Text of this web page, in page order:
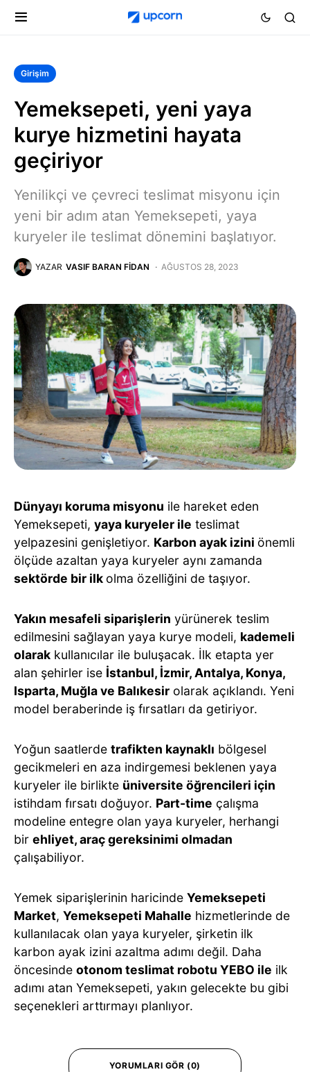
Girişim
Yemeksepeti, yeni yaya
kurye hizmetini hayata
geçiriyor
Yenilikçi ve çevreci teslimat misyonu için
yeni bir adım atan Yemeksepeti, yaya
kuryeler ile teslimat dönemini başlatıyor.
YAZAR VASIF BARAN FIDAN AĞUSTOS 28, 2023
Dünyayı koruma misyonu ile hareket eden
Yemeksepeti, yaya kuryeler ile teslimat
yelpazesini genişletiyor. Karbon ayak izini önemli
ölçüde azaltan yaya kuryeler aynı zamanda
sektörde bir ilk olma özelliğini de taşıyor.
Yakın mesafeli siparişlerin yürünerek teslim
edilmesini sağlayan yaya kurye modeli, kademeli
olarak kullanıcılar ile buluşacak. İlk etapta yer
alan şehirler ise İstanbul, İzmir, Antalya, Konya,
Isparta, Muğla ve Balıkesir olarak açıklandı. Yeni
model beraberinde iş fırsatları da getiriyor.
Yoğun saatlerde trafikten kaynaklı bölgesel
gecikmeleri en aza indirgemesi beklenen yaya
kuryeler ile birlikte üniversite öğrencileri için
istihdam fırsatı doğuyor. Part-time çalışma
modeline entegre olan yaya kuryeler, herhangi
bir ehliyet, araç gereksinimi olmadan
çalışabiliyor.
Yemek siparişlerinin haricinde Yemeksepeti
Market, Yemeksepeti Mahalle hizmetlerinde de
kullanılacak olan yaya kuryeler, şirketin ilk
karbon ayak izini azaltma adımı değil. Daha
öncesinde otonom teslimat robotu YEBO ile ilk
adımı atan Yemeksepeti, yakın gelecekte bu gibi
seçenekleri arttırmayı planlıyor.
YORUMLARI GÖR (0)